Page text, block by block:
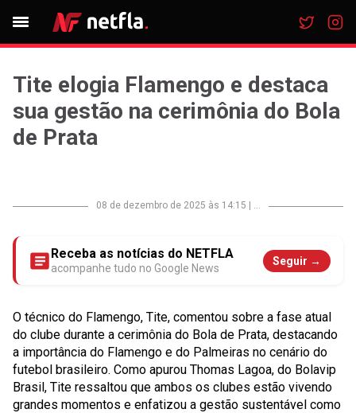
Tite elogia Flamengo e destaca
sua gestão na cerimônia do Bola
de Prata
08 de dezembro de 2025 às 14:15 ...
Receba as notícias do NETFLA
acompanhe tudo no Google News
Seguir →
O técnico do Flamengo, Tite, comentou sobre a fase atual
do clube durante a cerimônia do Bola de Prata, destacando
a importância do Flamengo e do Palmeiras no cenário do
futebol brasileiro. Como apurou Thomas Lagoa, do Bolavip
Brasil, Tite ressaltou que ambos os clubes estão vivendo
grandes momentos e enfatizou a gestão sustentável como